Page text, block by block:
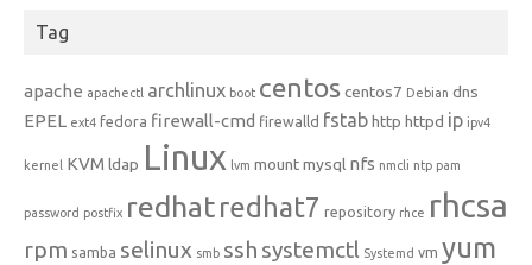
Tag
apache apachectl archlinux boot centoscentos7 Debian dns
EPEL ext4 fedora firewall-cmd firewalld fstabhttp httpd ip ipv4
kernel KVM ldap Linux lvm mountmysql nfs nmcli ntp pam
password postfix redhatredhat7 repository rhce rhcsa
rpm samba selinux smb ssh systemctl Systemd vm yum